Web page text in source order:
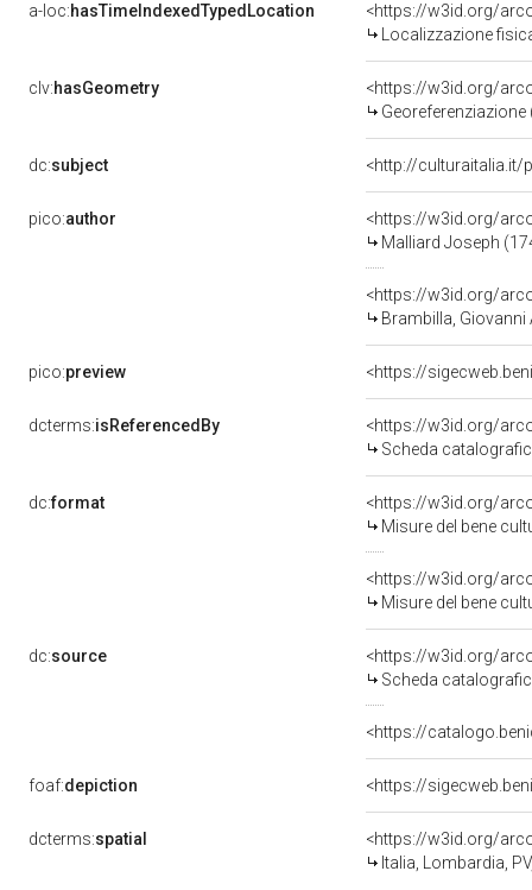
a-loc:hasTimeIndexedTypedLocation
<https://w3id.org/
Localizzazione
clv:hasGeometry
<https://w3id.org/
Georeferenziazione
dc:subject <http://
pico:author
<https://w3id.org/
Malliard Joseph
<https://w3id.org/
Brambilla,
pico:preview
dcterms:isReferencedBy
<https://w3id.org/
Scheda
dc:format
<https://w3id.org/
Misure del bene
<https://w3id.org/
Misure del bene
dc:source
<https://w3id.org/
Scheda
<https://
foaf:depiction
dcterms:spatial
<https://w3id.org/
Italia, Lombardia,